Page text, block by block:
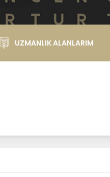
UZMANLIK ALANLARIM